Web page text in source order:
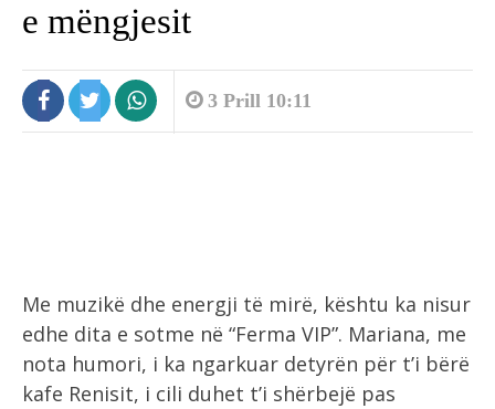
e mëngjesit
3 Prill 10:11
Me muzikë dhe energji të mirë, kështu ka nisur
edhe dita e sotme në “Ferma VIP”. Mariana, me
nota humori, i ka ngarkuar detyrën për t’i bërë
kafe Renisit, i cili duhet t’i shërbejë pas